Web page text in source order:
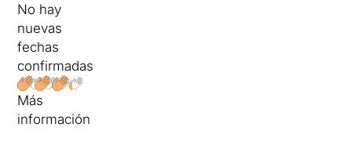
No hay
nuevas
fechas
confirmadas
Más
información